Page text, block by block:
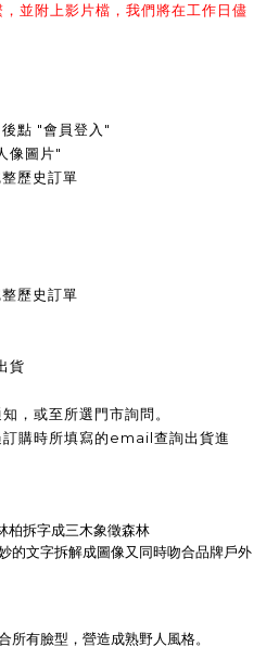
並附上影片檔，我們將在工作日儘
點 "會員登入"
像圖片"
歷史訂單
歷史訂單
貨
，或至所選門市詢問。
購時所填寫的email查詢出貨進
柏拆字成三木象徵森林
的文字拆解成圖像又同時吻合品牌戶外
所有臉型，營造成熟野人風格。